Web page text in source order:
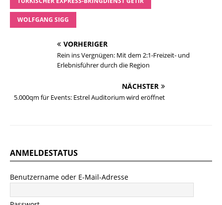
WOLFGANG SIGG
VORHERIGER
Rein ins Vergnügen: Mit dem 2:1-Freizeit- und
Erlebnisführer durch die Region
NÄCHSTER
5.000qm für Events: Estrel Auditorium wird eröffnet
ANMELDESTATUS
Benutzername oder E-Mail-Adresse